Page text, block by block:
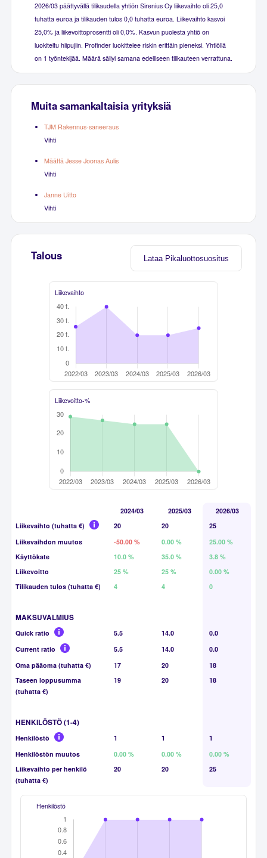
2026/03 päättyvällä tilikaudella yhtiön Sirenius Oy liikevaihto oli 25,0
tuhatta euroa ja tilikauden tulos 0,0 tuhatta euroa. Liikevaihto kasvoi
25,0% ja liikevoittoprosentti oli 0,0%. Kasvun puolesta yhtiö on
luokiteltu hiipujiin. Profinder luokittelee riskin erittäin pieneksi. Yhtiöllä
on 1 työntekijää. Määrä säilyi samana edelliseen tilikauteen verrattuna.
Muita samankaltaisia yrityksiä
TJM Rakennus-saneeraus
Vihti
Määttä Jesse Joonas Aulis
Vihti
Janne Uitto
Vihti
Lataa Pikaluottosuositus
Talous
Liikevaihto
Liikevoitto-%
2024/03 2025/03
2026/03
Liikevaihto (tuhatta €)
20 20
25
Liikevaihdon muutos
-50.00 % 0.00 %
25.00 %
Käyttökate
10.0 % 35.0 %
3.8 %
Liikevoitto
25 % 25 %
0.00 %
Tilikauden tulos (tuhatta €)
4 4 0
MAKSUVALMIUS
Quick ratio 5.5 14.0
0.0
Current ratio
5.5 14.0
0.0
Oma pääoma (tuhatta €)
17 20
18
Taseen loppusumma
(tuhatta €)
19 20 18
HENKILÖSTÖ (1-4)
Henkilöstö 1 1
1
Henkilöstön muutos
0.00 % 0.00 %
0.00 %
Liikevaihto per henkilö
(tuhatta €)
20 20 25
Henkilöstö